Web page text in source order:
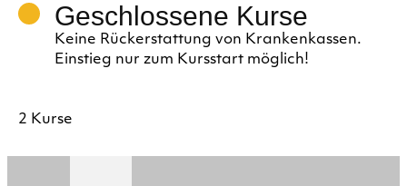
Geschlossene Kurse
Keine Rückerstattung von Krankenkassen.
Einstieg nur zum Kursstart möglich!
2 Kurse